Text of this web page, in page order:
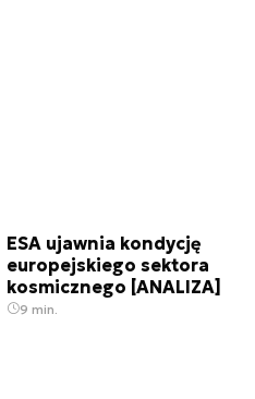
ESA ujawnia kondycję
europejskiego sektora
kosmicznego [ANALIZA]
9 min.